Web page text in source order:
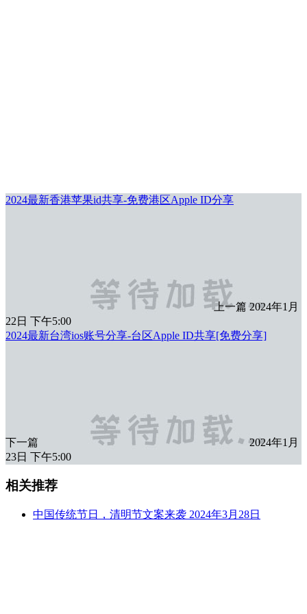
2024最新香港苹果id共享-免费港区Apple ID分享
上一篇 2024年1月
22日 下午5:00
2024最新台湾ios账号分享-台区Apple ID共享[免费分享]
下一篇
2024年1月
23日 下午5:00
相关推荐
中国传统节日，清明节文案来袭 2024年3月28日